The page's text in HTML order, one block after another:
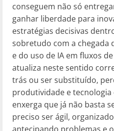
conseguem não só
ganhar liberdade para
estratégias decisivas
sobretudo com a chegada
e do uso de IA em fluxos
atualiza neste sentido
trás ou ser substituído,
produtividade e
enxerga que já não basta
preciso ser ágil,